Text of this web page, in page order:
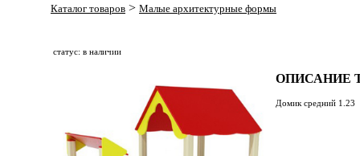
Каталог товаров > Малые архитектурные формы
статус: в наличии
ОПИСАНИЕ
Домик средний 1.23